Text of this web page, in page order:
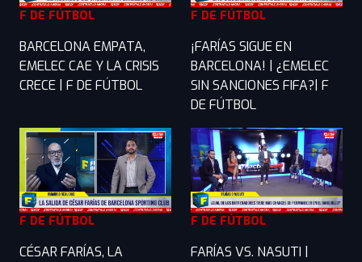
F DE FÚTBOL
BARCELONA EMPATA,
EMELEC CAE Y LA CRISIS
CRECE | F DE FÚTBOL
F DE FÚTBOL
¡FARÍAS SIGUE EN
BARCELONA! | ¿EMELEC
SIN SANCIONES FIFA?| F
DE FÚTBOL
F DE FÚTBOL
CÉSAR FARÍAS, LA
F DE FÚTBOL
FARÍAS VS. NASUTI |